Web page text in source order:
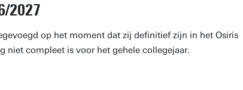
2027
op het moment dat zij definitief zijn in het Osiris
niet compleet is voor het gehele collegejaar.